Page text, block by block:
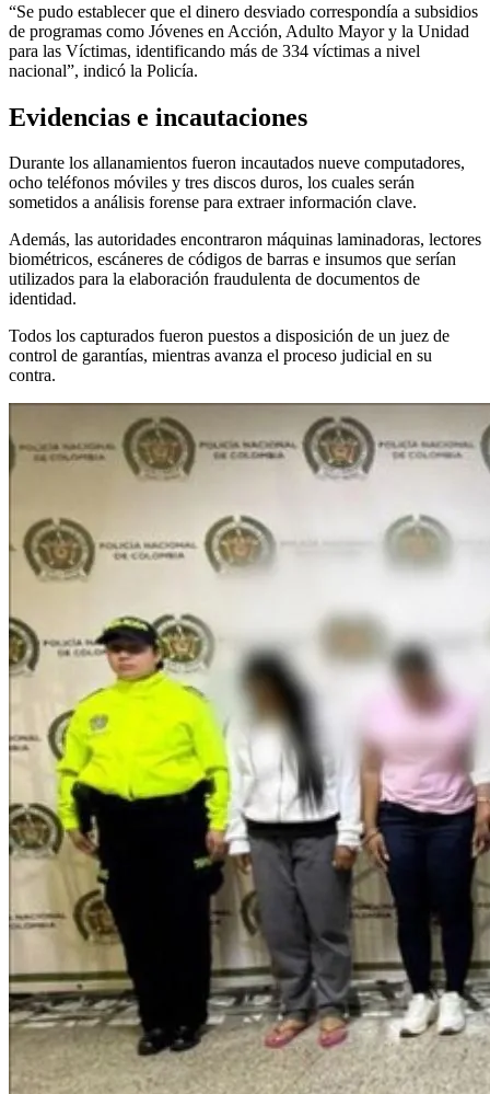
“Se pudo establecer que el dinero desviado correspondía a subsidios
de programas como Jóvenes en Acción, Adulto Mayor y la Unidad
para las Víctimas, identificando más de 334 víctimas a nivel
nacional”, indicó la Policía.
Evidencias e incautaciones
Durante los allanamientos fueron incautados nueve computadores,
ocho teléfonos móviles y tres discos duros, los cuales serán
sometidos a análisis forense para extraer información clave.
Además, las autoridades encontraron máquinas laminadoras, lectores
biométricos, escáneres de códigos de barras e insumos que serían
utilizados para la elaboración fraudulenta de documentos de
identidad.
Todos los capturados fueron puestos a disposición de un juez de
control de garantías, mientras avanza el proceso judicial en su
contra.